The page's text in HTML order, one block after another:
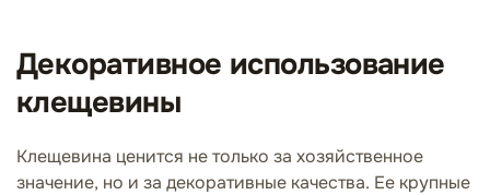
Декоративное использование
клещевины
Клещевина ценится не только за хозяйственное
значение, но и за декоративные качества. Ее крупные